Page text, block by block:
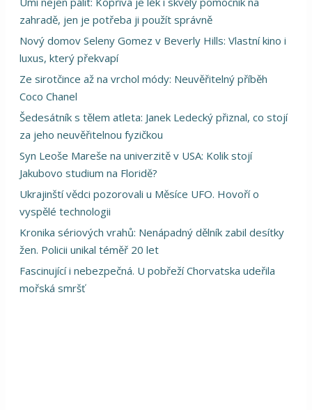
zahradě, jen je potřeba ji použít správně
Nový domov Seleny Gomez v Beverly Hills: Vlastní kino i
luxus, který překvapí
Ze sirotčince až na vrchol módy: Neuvěřitelný příběh
Coco Chanel
Šedesátník s tělem atleta: Janek Ledecký přiznal, co stojí
za jeho neuvěřitelnou fyzičkou
Syn Leoše Mareše na univerzitě v USA: Kolik stojí
Jakubovo studium na Floridě?
Ukrajinští vědci pozorovali u Měsíce UFO. Hovoří o
vyspělé technologii
Kronika sériových vrahů: Nenápadný dělník zabil desítky
žen. Policii unikal téměř 20 let
Fascinující i nebezpečná. U pobřeží Chorvatska udeřila
mořská smršť